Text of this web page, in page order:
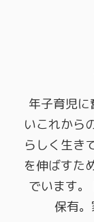
年子育児
いこれから
らしく生き
を伸ばすた
でいます
保有。